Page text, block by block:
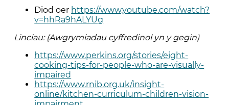
Diod oer https://www.youtube.com/watch?
v=hhRa9hALYUg
Linciau: (Awgrymiadau cyffredinol yn y gegin)
https://www.perkins.org/stories/eight-
cooking-tips-for-people-who-are-visually-
impaired
https://www.rnib.org.uk/insight-
online/kitchen-curriculum-children-vision-